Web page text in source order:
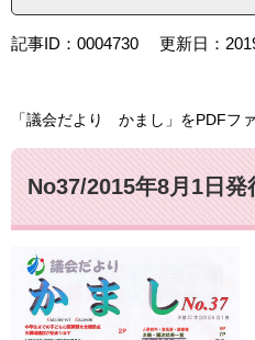
記事ID：0004730 更新日：
「議会だより かまし」をPDFフ
No37/2015年8月1日発